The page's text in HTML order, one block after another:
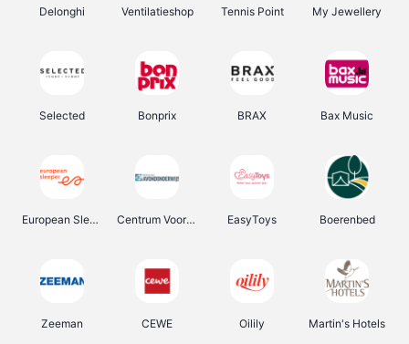
Delonghi Ventilatieshop Tennis Point My Jewellery
Selected Bonprix BRAX Bax Music
European Sleeper Centrum Voor Avondonderwijs EasyToys Boerenbed
Zeeman CEWE Oilily Martin's Hotels